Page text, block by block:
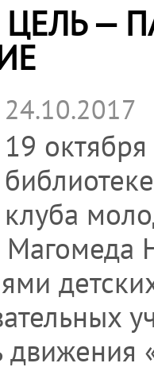
—
24.10.2017
19
клуба